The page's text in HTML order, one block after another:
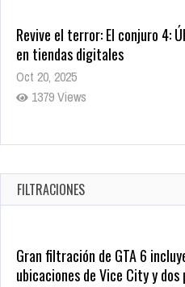
Revive el terror: El conjuro 4:
en tiendas digitales
Oct 20, 2025
1379 Views
Warner Bros. lleva a las
Oct 17, 2025
1435 Views
FILTRACIONES
Gran filtración de GTA 6
ubicaciones de Vice City y